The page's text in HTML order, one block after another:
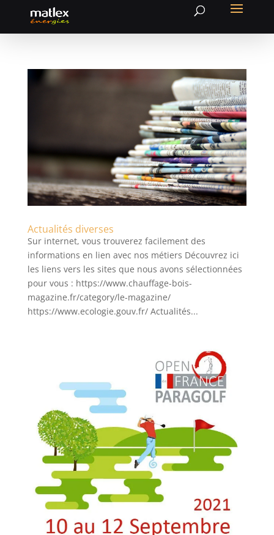
Actualités diverses
Sur internet, vous trouverez facilement des
informations en lien avec nos métiers Découvrez ici
les liens vers les sites que nous avons sélectionnées
pour vous : https://www.chauffage-bois-
magazine.fr/category/le-magazine/
https://www.ecologie.gouv.fr/ Actualités...